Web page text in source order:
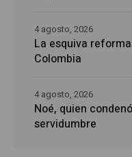
La esquiva
Colombia
4 agosto, 2026
Noé, quien
servidumbre
4 agosto, 2026